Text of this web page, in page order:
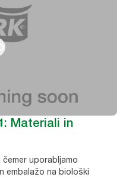
Materiali in
uporabljamo
embalažo na biološki